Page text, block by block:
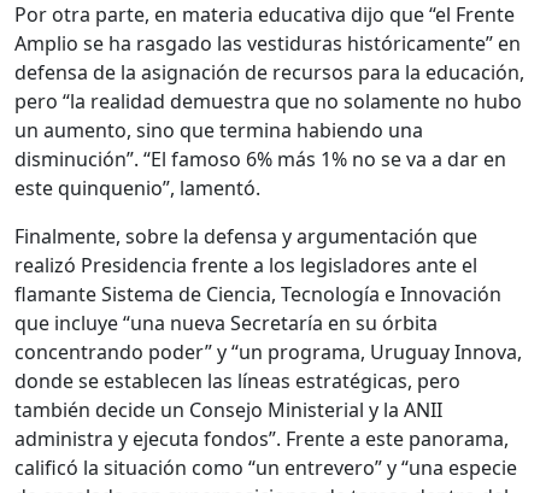
Por otra parte, en materia educativa dijo que “el Frente
Amplio se ha rasgado las vestiduras históricamente” en
defensa de la asignación de recursos para la educación,
pero “la realidad demuestra que no solamente no hubo
un aumento, sino que termina habiendo una
disminución”. “El famoso 6% más 1% no se va a dar en
este quinquenio”, lamentó.
Finalmente, sobre la defensa y argumentación que
realizó Presidencia frente a los legisladores ante el
flamante Sistema de Ciencia, Tecnología e Innovación
que incluye “una nueva Secretaría en su órbita
concentrando poder” y “un programa, Uruguay Innova,
donde se establecen las líneas estratégicas, pero
también decide un Consejo Ministerial y la ANII
administra y ejecuta fondos”. Frente a este panorama,
calificó la situación como “un entrevero” y “una especie